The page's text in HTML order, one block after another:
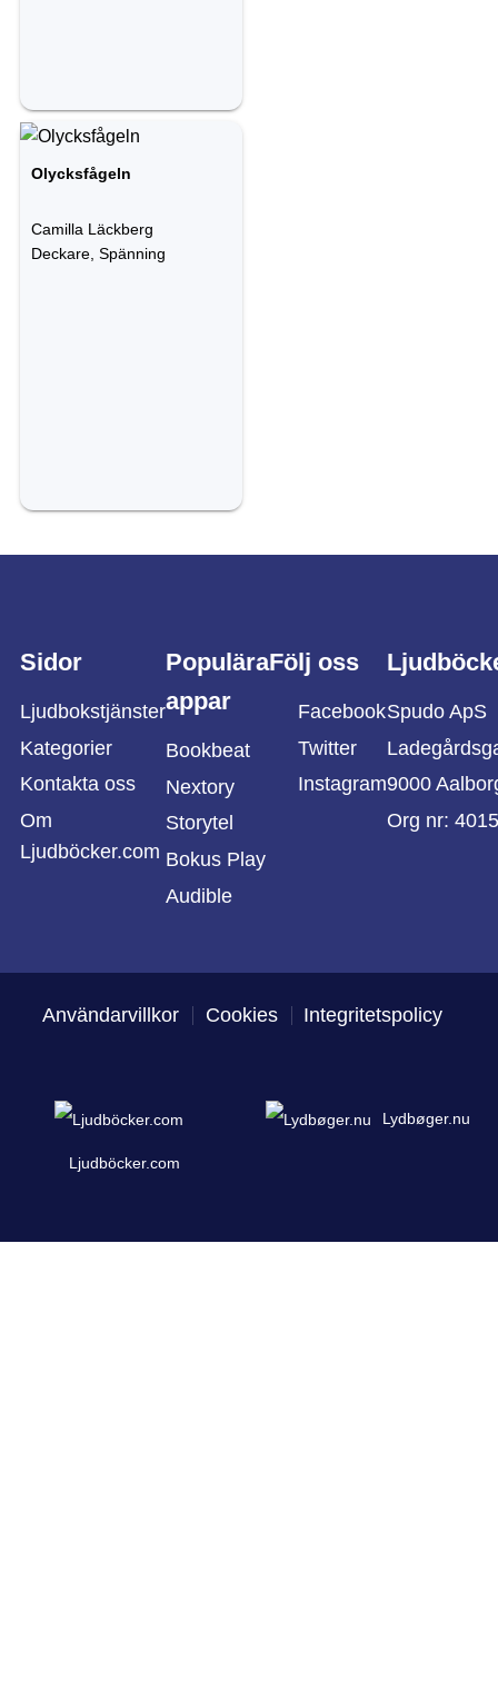
Olycksfågeln
Camilla Läckberg
Deckare, Spänning
Sidor
Ljudbokstjänster
Kategorier
Kontakta oss
Om
Ljudböcker.com
Populära
appar
Bookbeat
Nextory
Storytel
Bokus Play
Audible
Följ oss
Facebook
Twitter
Instagram
Spudo ApS
9000
Org nr:
Användarvillkor Cookies Integritetspolicy
Ljudböcker.com
Lydbøger.nu